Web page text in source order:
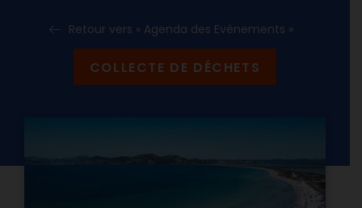
Retour vers « Agenda des Evénements »
COLLECTE DE DÉCHETS